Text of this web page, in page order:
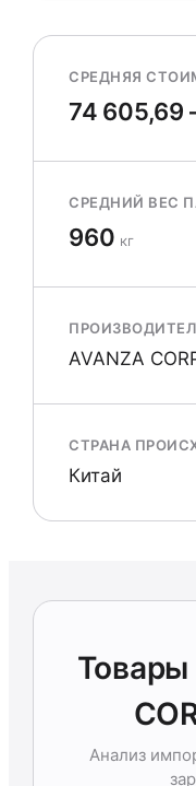
СРЕДНЯЯ
74 605,69
СРЕДНИЙ ВЕС
960 кг
AVANZA
СТРАНА
Китай
Товары
Анализ